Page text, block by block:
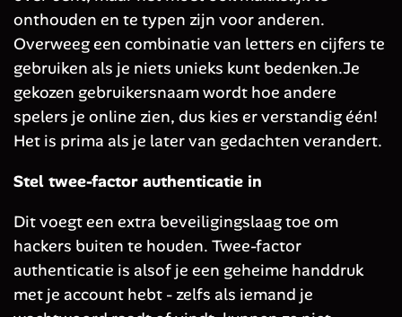
onthouden en te typen zijn voor anderen.
Overweeg een combinatie van letters en cijfers te
gebruiken als je niets unieks kunt bedenken.Je
gekozen gebruikersnaam wordt hoe andere
spelers je online zien, dus kies er verstandig één!
Het is prima als je later van gedachten verandert.
Stel twee-factor authenticatie in
Dit voegt een extra beveiligingslaag toe om
hackers buiten te houden. Twee-factor
authenticatie is alsof je een geheime handdruk
met je account hebt - zelfs als iemand je